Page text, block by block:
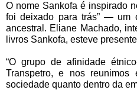
O nome Sankofa é inspirado
foi deixado para trás” — um
ancestral. Eliane Machado,
livros Sankofa, esteve
“O grupo de afinidade
Transpetro, e nos reunimos
sociedade quanto dentro da